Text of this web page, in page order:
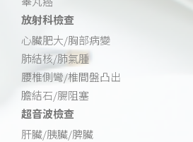
放射科檢查
心臟肥大/胸部病變
肺結核/肺氣腫
腰椎側彎/椎間盤凸出
膽結石/腸阻塞
超音波檢查
肝臟/胰臟/脾臟